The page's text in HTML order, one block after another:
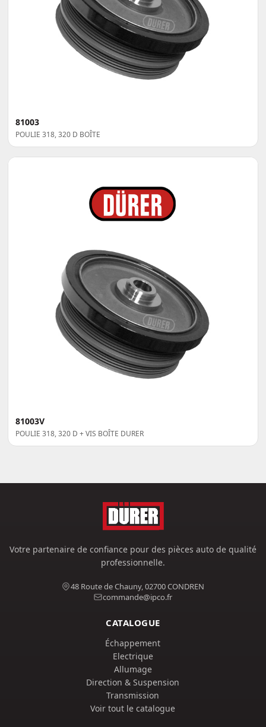
81003
POULIE 318, 320 D BOÎTE
81003V
POULIE 318, 320 D + VIS BOÎTE DURER
Votre partenaire de confiance pour des pièces auto de qualité
professionnelle.
48 Route de Chauny, 02700 CONDREN
commande@ipco.fr
CATALOGUE
Échappement
Electrique
Allumage
Direction & Suspension
Transmission
Voir tout le catalogue